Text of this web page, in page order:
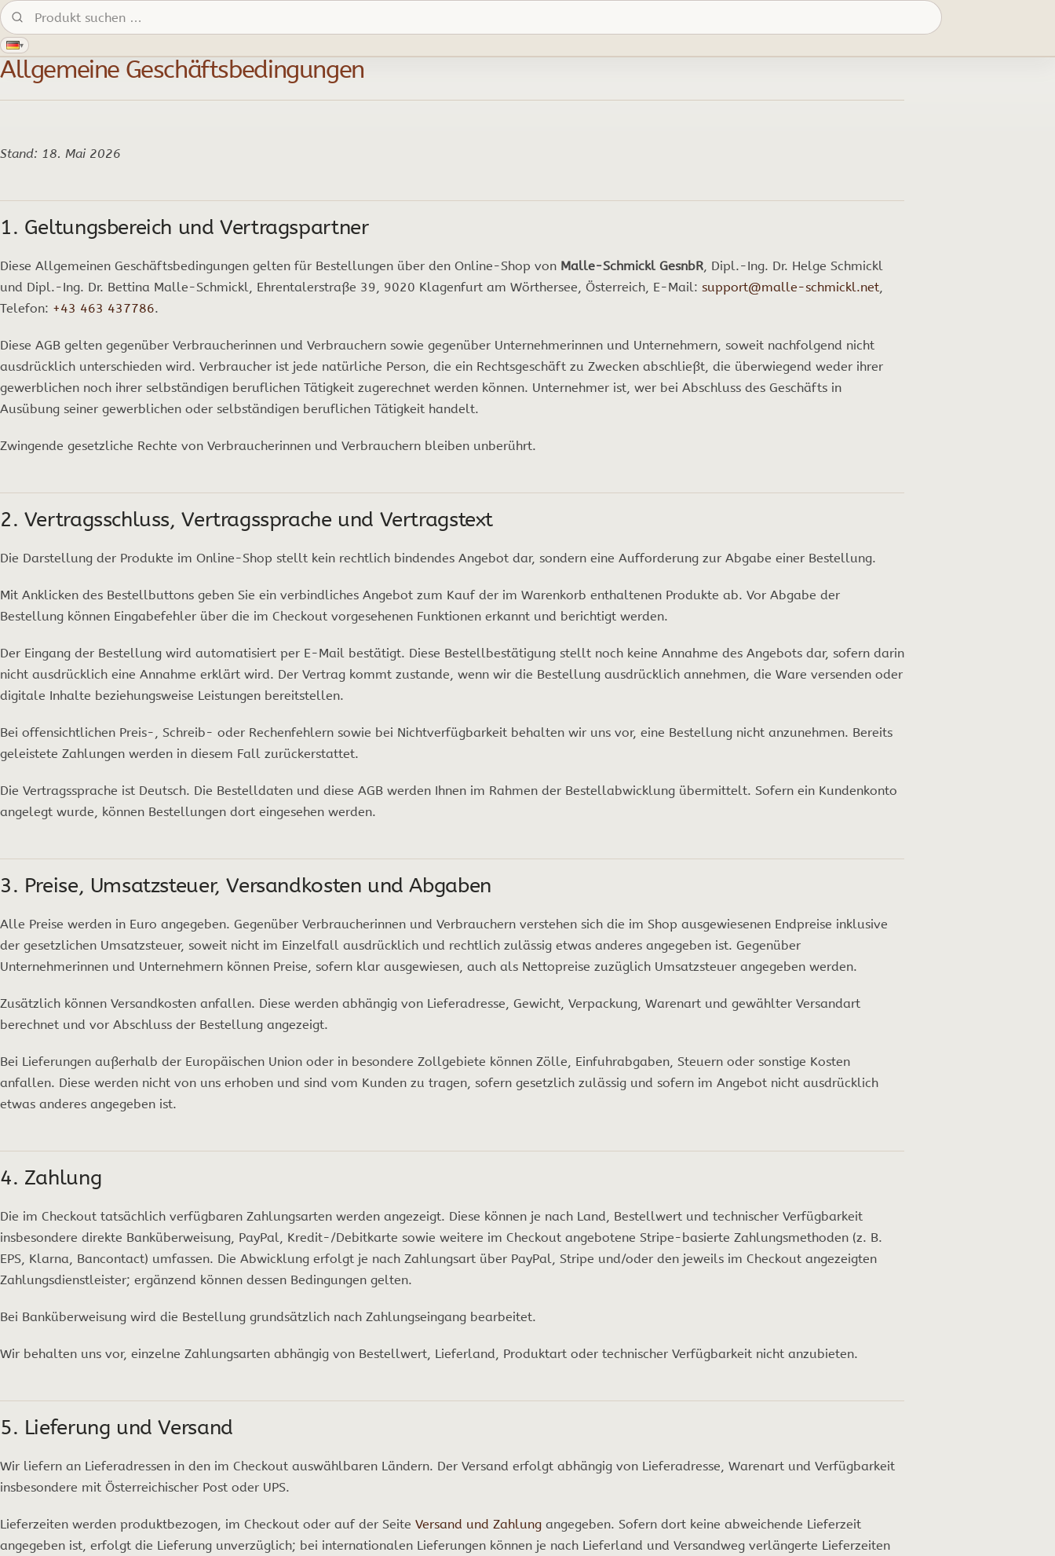
Produkte suchen:
▾
Allgemeine Geschäftsbedingungen
Stand: 18. Mai 2026
1. Geltungsbereich und Vertragspartner
Diese Allgemeinen Geschäftsbedingungen gelten für Bestellungen über den Online-Shop von Malle-Schmickl GesnbR, Dipl.-Ing. Dr. Helge Schmickl
und Dipl.-Ing. Dr. Bettina Malle-Schmickl, Ehrentalerstraße 39, 9020 Klagenfurt am Wörthersee, Österreich, E-Mail: support@malle-schmickl.net,
Telefon: +43 463 437786.
Diese AGB gelten gegenüber Verbraucherinnen und Verbrauchern sowie gegenüber Unternehmerinnen und Unternehmern, soweit nachfolgend nicht
ausdrücklich unterschieden wird. Verbraucher ist jede natürliche Person, die ein Rechtsgeschäft zu Zwecken abschließt, die überwiegend weder ihrer
gewerblichen noch ihrer selbständigen beruflichen Tätigkeit zugerechnet werden können. Unternehmer ist, wer bei Abschluss des Geschäfts in
Ausübung seiner gewerblichen oder selbständigen beruflichen Tätigkeit handelt.
Zwingende gesetzliche Rechte von Verbraucherinnen und Verbrauchern bleiben unberührt.
2. Vertragsschluss, Vertragssprache und Vertragstext
Die Darstellung der Produkte im Online-Shop stellt kein rechtlich bindendes Angebot dar, sondern eine Aufforderung zur Abgabe einer Bestellung.
Mit Anklicken des Bestellbuttons geben Sie ein verbindliches Angebot zum Kauf der im Warenkorb enthaltenen Produkte ab. Vor Abgabe der
Bestellung können Eingabefehler über die im Checkout vorgesehenen Funktionen erkannt und berichtigt werden.
Der Eingang der Bestellung wird automatisiert per E-Mail bestätigt. Diese Bestellbestätigung stellt noch keine Annahme des Angebots dar, sofern darin
nicht ausdrücklich eine Annahme erklärt wird. Der Vertrag kommt zustande, wenn wir die Bestellung ausdrücklich annehmen, die Ware versenden oder
digitale Inhalte beziehungsweise Leistungen bereitstellen.
Bei offensichtlichen Preis-, Schreib- oder Rechenfehlern sowie bei Nichtverfügbarkeit behalten wir uns vor, eine Bestellung nicht anzunehmen. Bereits
geleistete Zahlungen werden in diesem Fall zurückerstattet.
Die Vertragssprache ist Deutsch. Die Bestelldaten und diese AGB werden Ihnen im Rahmen der Bestellabwicklung übermittelt. Sofern ein Kundenkonto
angelegt wurde, können Bestellungen dort eingesehen werden.
3. Preise, Umsatzsteuer, Versandkosten und Abgaben
Alle Preise werden in Euro angegeben. Gegenüber Verbraucherinnen und Verbrauchern verstehen sich die im Shop ausgewiesenen Endpreise inklusive
der gesetzlichen Umsatzsteuer, soweit nicht im Einzelfall ausdrücklich und rechtlich zulässig etwas anderes angegeben ist. Gegenüber
Unternehmerinnen und Unternehmern können Preise, sofern klar ausgewiesen, auch als Nettopreise zuzüglich Umsatzsteuer angegeben werden.
Zusätzlich können Versandkosten anfallen. Diese werden abhängig von Lieferadresse, Gewicht, Verpackung, Warenart und gewählter Versandart
berechnet und vor Abschluss der Bestellung angezeigt.
Bei Lieferungen außerhalb der Europäischen Union oder in besondere Zollgebiete können Zölle, Einfuhrabgaben, Steuern oder sonstige Kosten
anfallen. Diese werden nicht von uns erhoben und sind vom Kunden zu tragen, sofern gesetzlich zulässig und sofern im Angebot nicht ausdrücklich
etwas anderes angegeben ist.
4. Zahlung
Die im Checkout tatsächlich verfügbaren Zahlungsarten werden angezeigt. Diese können je nach Land, Bestellwert und technischer Verfügbarkeit
insbesondere direkte Banküberweisung, PayPal, Kredit-/Debitkarte sowie weitere im Checkout angebotene Stripe-basierte Zahlungsmethoden (z. B.
EPS, Klarna, Bancontact) umfassen. Die Abwicklung erfolgt je nach Zahlungsart über PayPal, Stripe und/oder den jeweils im Checkout angezeigten
Zahlungsdienstleister; ergänzend können dessen Bedingungen gelten.
Bei Banküberweisung wird die Bestellung grundsätzlich nach Zahlungseingang bearbeitet.
Wir behalten uns vor, einzelne Zahlungsarten abhängig von Bestellwert, Lieferland, Produktart oder technischer Verfügbarkeit nicht anzubieten.
5. Lieferung und Versand
Wir liefern an Lieferadressen in den im Checkout auswählbaren Ländern. Der Versand erfolgt abhängig von Lieferadresse, Warenart und Verfügbarkeit
insbesondere mit Österreichischer Post oder UPS.
Lieferzeiten werden produktbezogen, im Checkout oder auf der Seite Versand und Zahlung angegeben. Sofern dort keine abweichende Lieferzeit
angegeben ist, erfolgt die Lieferung unverzüglich; bei internationalen Lieferungen können je nach Lieferland und Versandweg verlängerte Lieferzeiten